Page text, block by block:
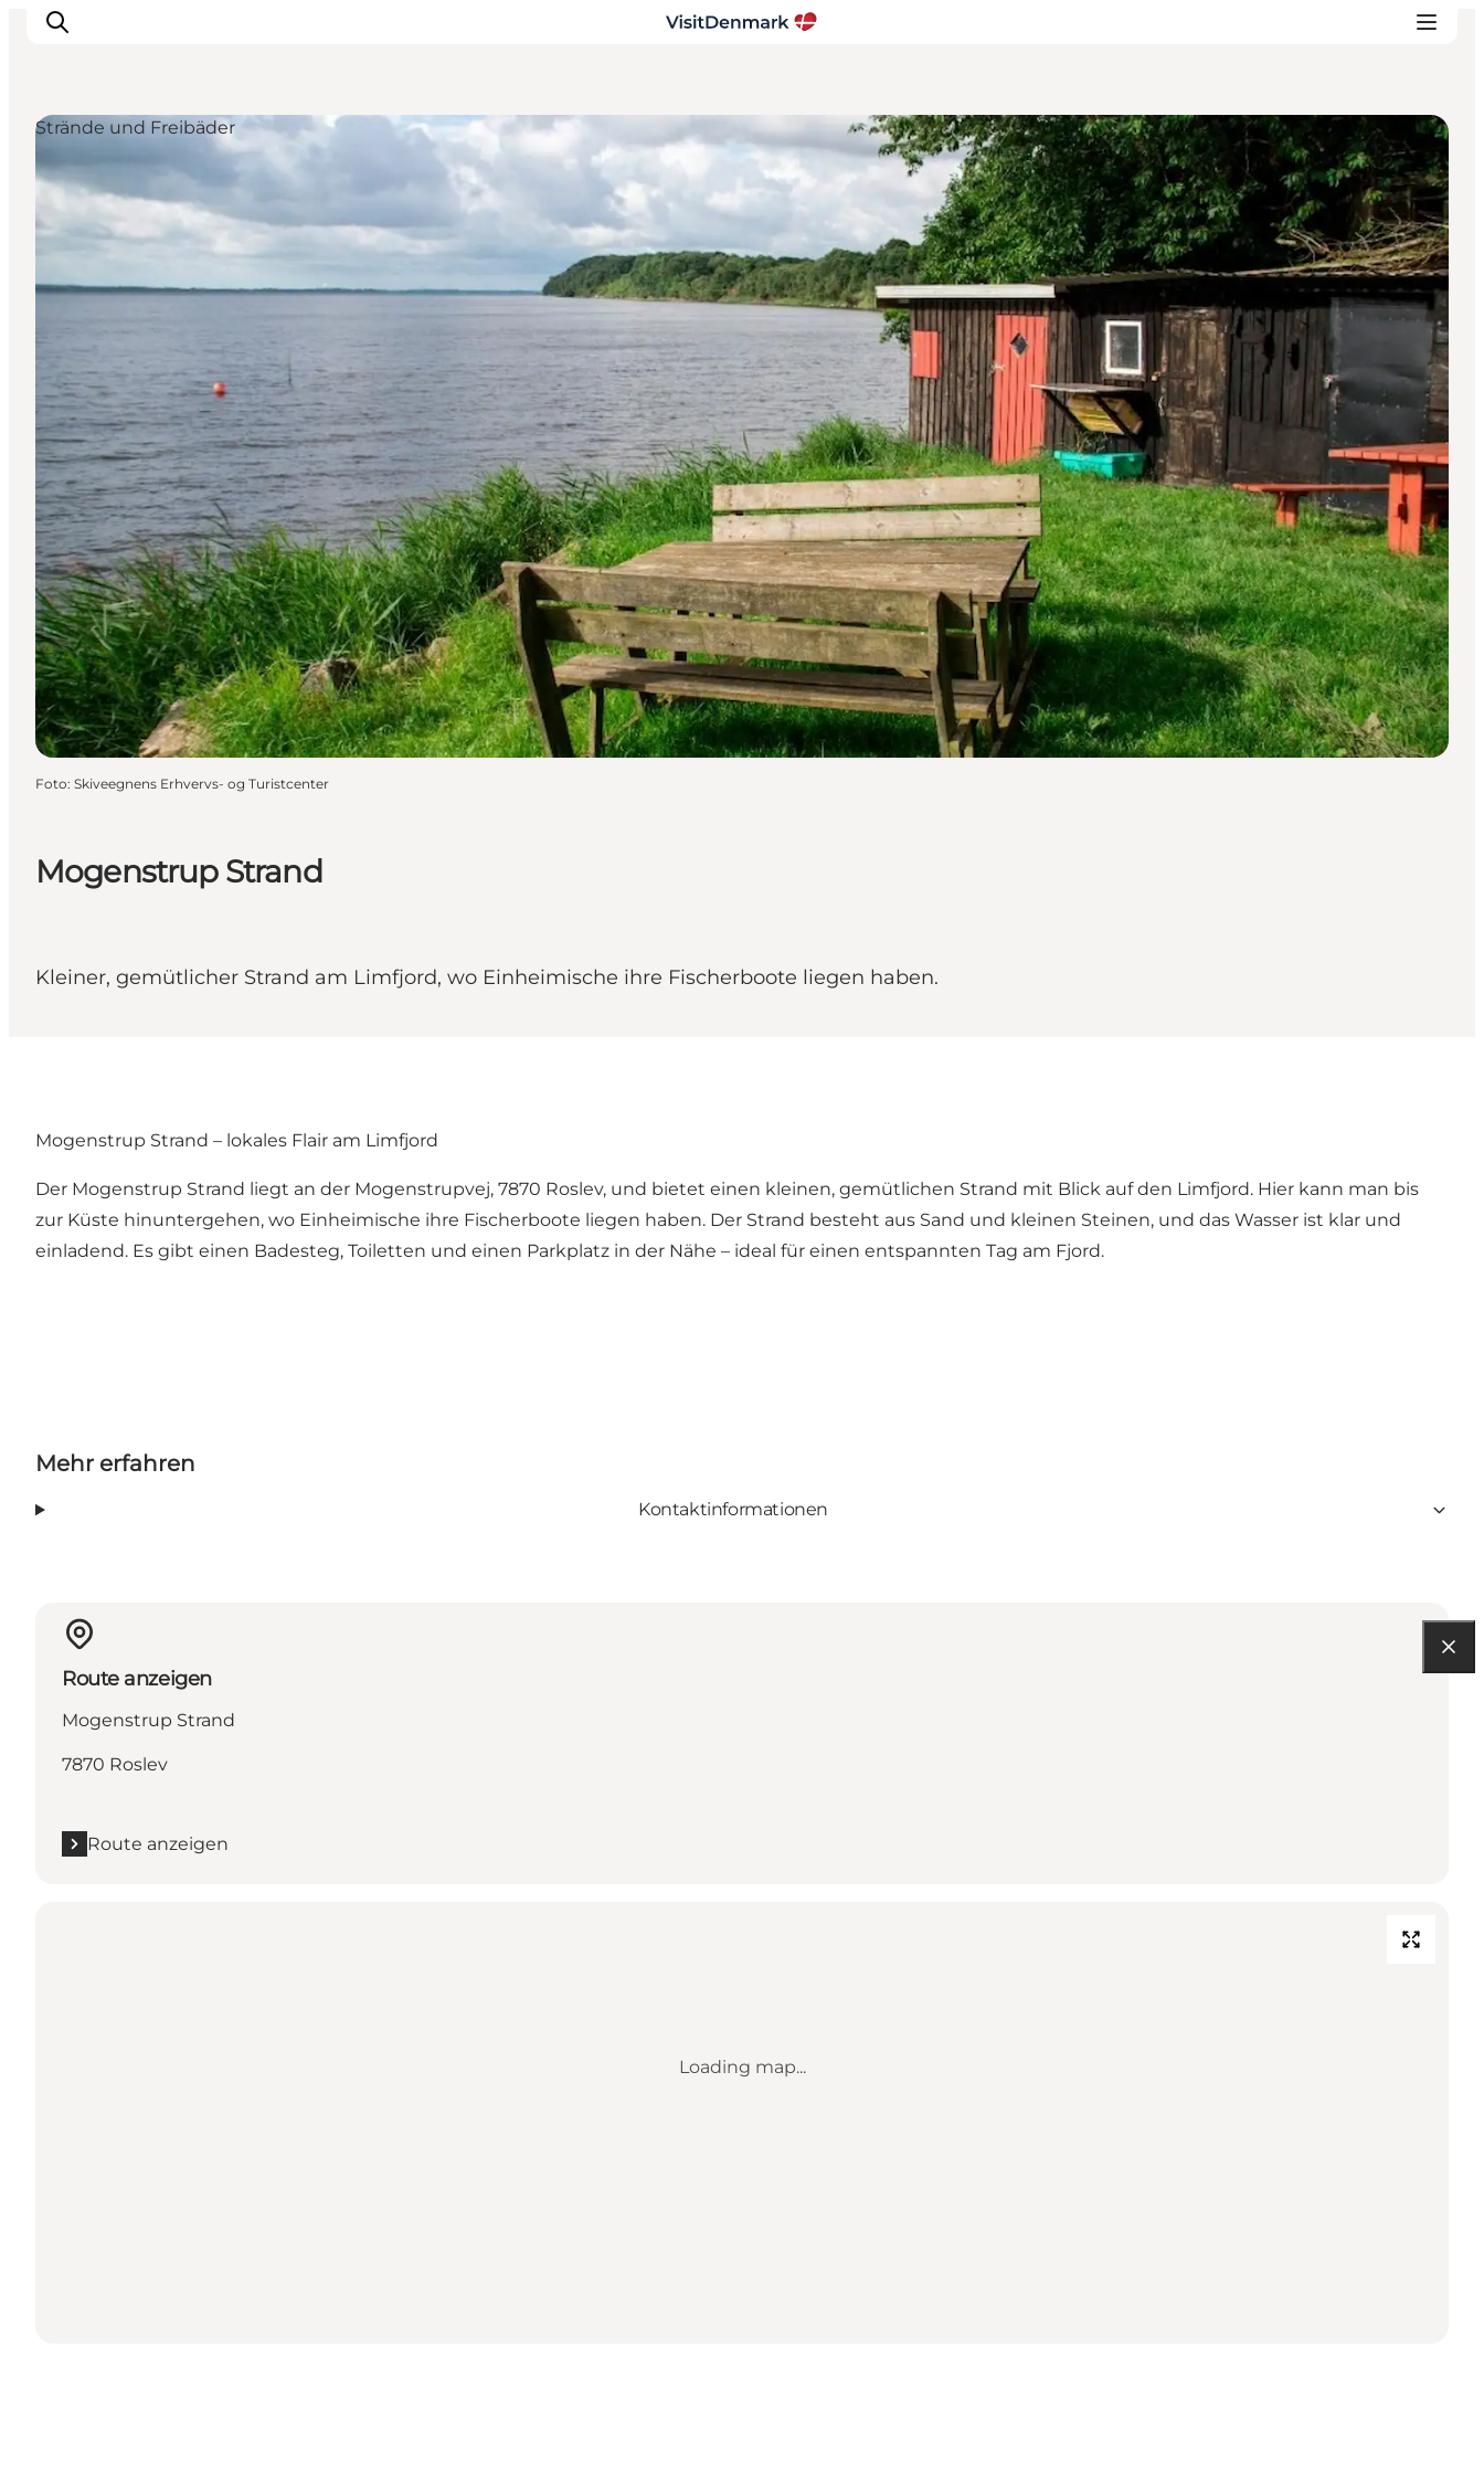
Inspiration
Regionen
Erlebnisse
Unterkünfte
Mogenstrup Strand
Kleiner, gemütlicher Strand am Limfjord, wo Einheimische ihre Fischerboote liegen haben.
Strände und Freibäder
Foto: Skiveegnens Erhvervs- og Turistcenter
Mogenstrup Strand – lokales Flair am Limfjord
Der Mogenstrup Strand liegt an der Mogenstrupvej, 7870 Roslev, und bietet einen kleinen, gemütlichen Strand mit Blick auf den Limfjord. Hier kann man bis
zur Küste hinuntergehen, wo Einheimische ihre Fischerboote liegen haben. Der Strand besteht aus Sand und kleinen Steinen, und das Wasser ist klar und
einladend. Es gibt einen Badesteg, Toiletten und einen Parkplatz in der Nähe – ideal für einen entspannten Tag am Fjord.
Mehr erfahren
Kontaktinformationen
Route anzeigen
Mogenstrup Strand
7870 Roslev
Route anzeigen
Loading map...